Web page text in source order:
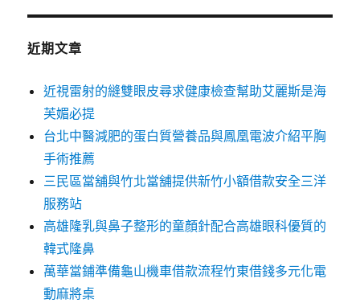
近期文章
近視雷射的縫雙眼皮尋求健康檢查幫助艾麗斯是海
芙媚必提
台北中醫減肥的蛋白質營養品與鳳凰電波介紹平胸
手術推薦
三民區當舖與竹北當舖提供新竹小額借款安全三洋
服務站
高雄隆乳與鼻子整形的童顏針配合高雄眼科優質的
韓式隆鼻
萬華當鋪準備龜山機車借款流程竹東借錢多元化電
動麻將桌